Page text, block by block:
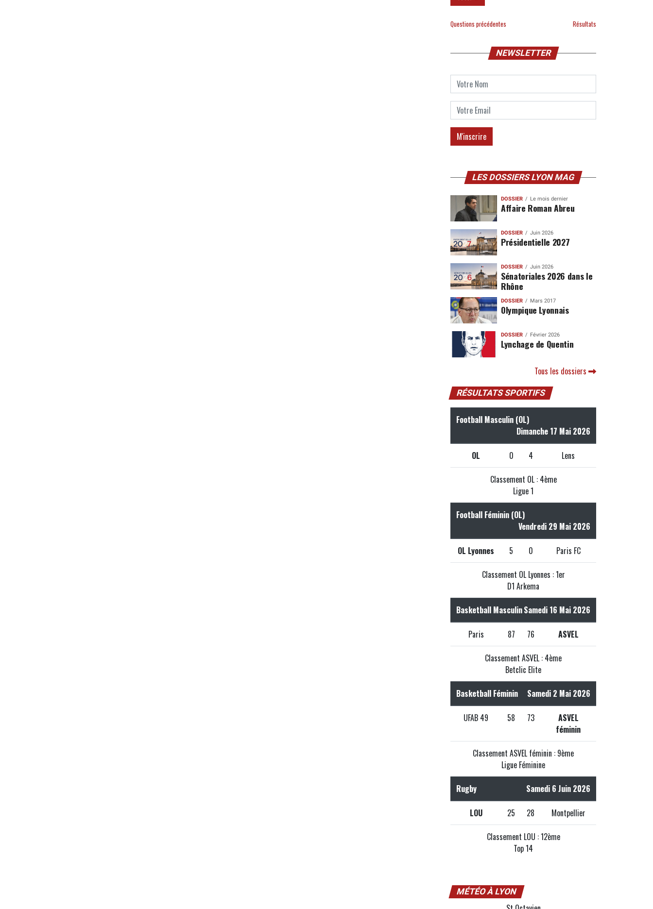
Questions précédentes Résultats
NEWSLETTER
LES DOSSIERS LYON MAG
DOSSIER Le mois dernier
Affaire Roman Abreu
DOSSIER Juin 2026
Présidentielle 2027
DOSSIER Juin 2026
Sénatoriales 2026 dans le
Rhône
DOSSIER Mars 2017
Olympique Lyonnais
DOSSIER Février 2026
Lynchage de Quentin
Tous les dossiers
RÉSULTATS SPORTIFS
Football Masculin (OL)
Dimanche 17 Mai 2026
OL 0 4 Lens
Classement OL : 4ème
Ligue 1
Football Féminin (OL)
Vendredi 29 Mai 2026
OL Lyonnes 5 0 Paris FC
Classement OL Lyonnes : 1er
D1 Arkema
Basketball MasculinSamedi 16 Mai 2026
Paris 87 76 ASVEL
Classement ASVEL : 4ème
Betclic Elite
Basketball Féminin Samedi 2 Mai 2026
UFAB 49 58 73
ASVEL
féminin
Classement ASVEL féminin : 9ème
Ligue Féminine
Rugby Samedi 6 Juin 2026
LOU 25 28 Montpellier
Classement LOU : 12ème
Top 14
MÉTÉO À LYON